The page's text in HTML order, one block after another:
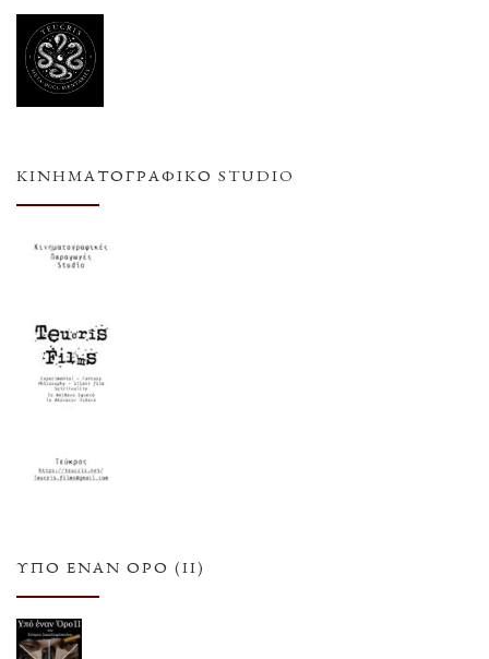
ΚΙΝΗΜΑΤΟΓΡΑΦΙΚΌ STUDIO
ΥΠΌ ΈΝΑΝ ΌΡΟ (ΙΙ)